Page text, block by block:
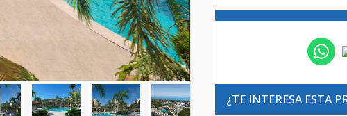
¿TE INTERESA ESTA